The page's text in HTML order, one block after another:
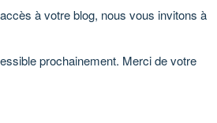
à votre blog, nous vous invitons à
prochainement. Merci de votre